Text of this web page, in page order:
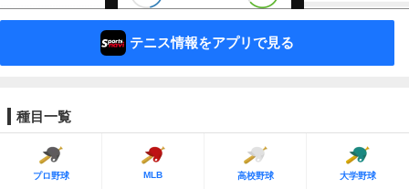
テニス情報をアプリで見る
種目一覧
プロ野球 MLB 高校野球 大学野球